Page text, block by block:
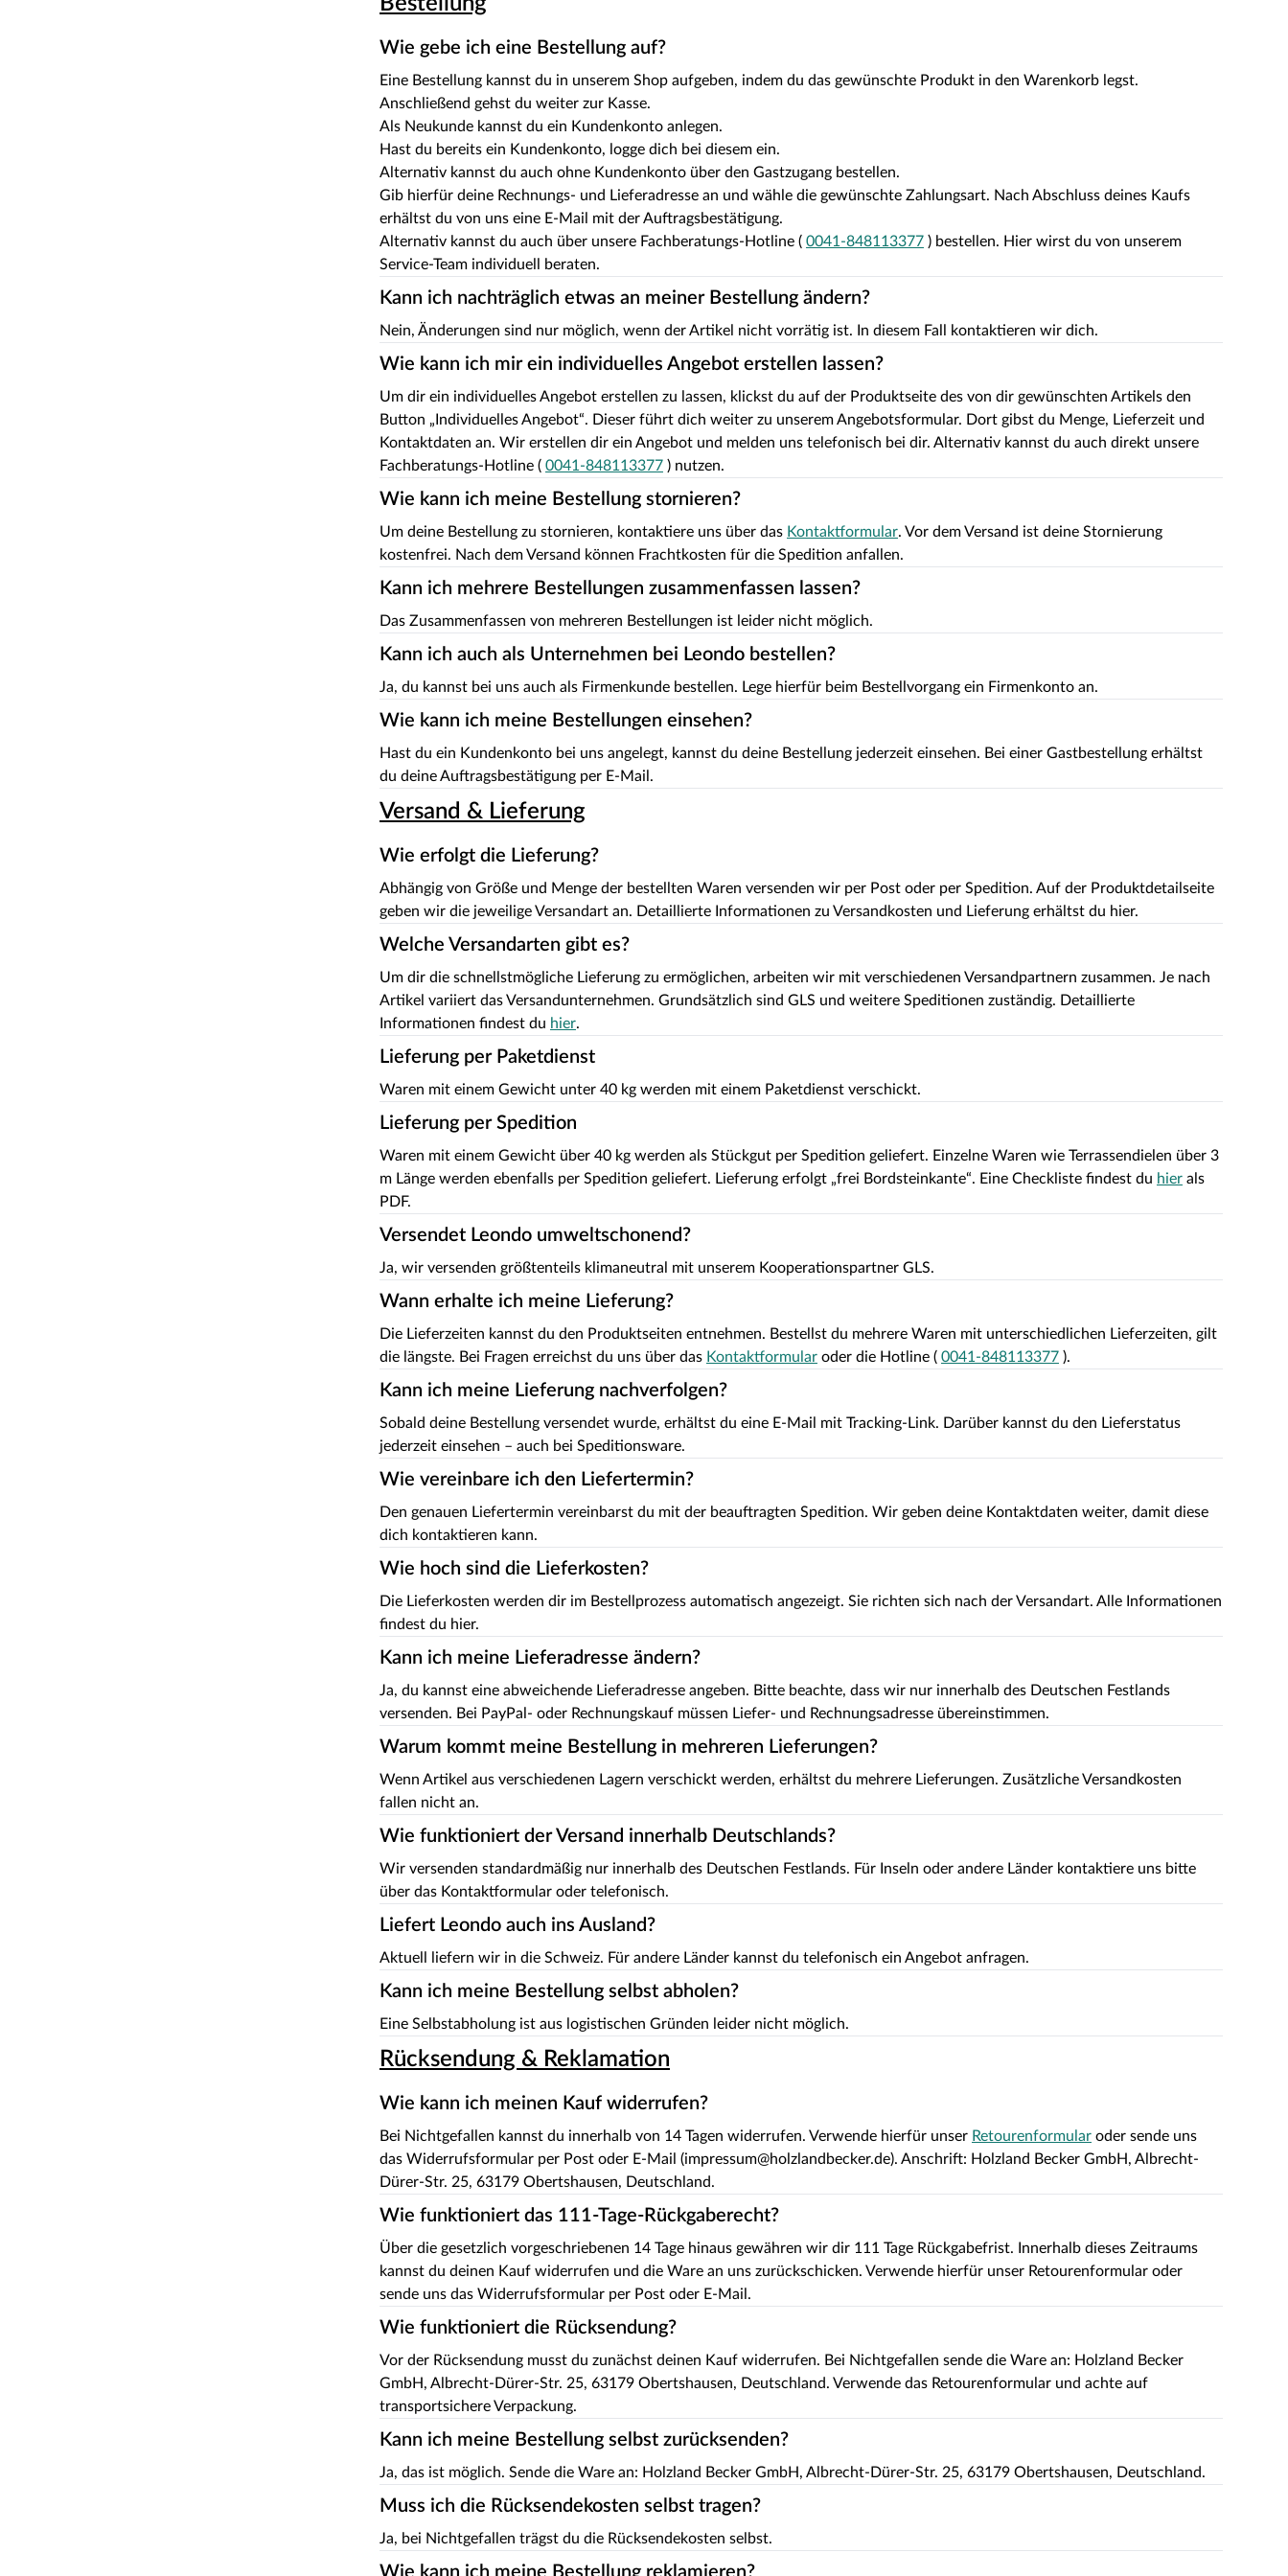
Wie gebe ich eine Bestellung auf?
Eine Bestellung kannst du in unserem Shop aufgeben, indem du das gewünschte Produkt in den Warenkorb legst.
Anschließend gehst du weiter zur Kasse.
Als Neukunde kannst du ein Kundenkonto anlegen.
Hast du bereits ein Kundenkonto, logge dich bei diesem ein.
Alternativ kannst du auch ohne Kundenkonto über den Gastzugang bestellen.
Gib hierfür deine Rechnungs- und Lieferadresse an und wähle die gewünschte Zahlungsart. Nach Abschluss deines Kaufs
erhältst du von uns eine E-Mail mit der Auftragsbestätigung.
Alternativ kannst du auch über unsere Fachberatungs-Hotline ( 0041-848113377) bestellen. Hier wirst du von unserem
Service-Team individuell beraten.
Kann ich nachträglich etwas an meiner Bestellung ändern?
Nein, Änderungen sind nur möglich, wenn der Artikel nicht vorrätig ist. In diesem Fall kontaktieren wir dich.
Wie kann ich mir ein individuelles Angebot erstellen lassen?
Um dir ein individuelles Angebot erstellen zu lassen, klickst du auf der Produktseite des von dir gewünschten Artikels den
Button „Individuelles Angebot“. Dieser führt dich weiter zu unserem Angebotsformular. Dort gibst du Menge, Lieferzeit und
Kontaktdaten an. Wir erstellen dir ein Angebot und melden uns telefonisch bei dir. Alternativ kannst du auch direkt unsere
Fachberatungs-Hotline ( 0041-848113377) nutzen.
Wie kann ich meine Bestellung stornieren?
Um deine Bestellung zu stornieren, kontaktiere uns über das Kontaktformular. Vor dem Versand ist deine Stornierung
kostenfrei. Nach dem Versand können Frachtkosten für die Spedition anfallen.
Kann ich mehrere Bestellungen zusammenfassen lassen?
Das Zusammenfassen von mehreren Bestellungen ist leider nicht möglich.
Kann ich auch als Unternehmen bei Leondo bestellen?
Ja, du kannst bei uns auch als Firmenkunde bestellen. Lege hierfür beim Bestellvorgang ein Firmenkonto an.
Wie kann ich meine Bestellungen einsehen?
Hast du ein Kundenkonto bei uns angelegt, kannst du deine Bestellung jederzeit einsehen. Bei einer Gastbestellung erhältst
du deine Auftragsbestätigung per E-Mail.
Versand & Lieferung
Wie erfolgt die Lieferung?
Abhängig von Größe und Menge der bestellten Waren versenden wir per Post oder per Spedition. Auf der Produktdetailseite
geben wir die jeweilige Versandart an. Detaillierte Informationen zu Versandkosten und Lieferung erhältst du hier.
Welche Versandarten gibt es?
Um dir die schnellstmögliche Lieferung zu ermöglichen, arbeiten wir mit verschiedenen Versandpartnern zusammen. Je nach
Artikel variiert das Versandunternehmen. Grundsätzlich sind GLS und weitere Speditionen zuständig. Detaillierte
Informationen findest du hier.
Lieferung per Paketdienst
Waren mit einem Gewicht unter 40 kg werden mit einem Paketdienst verschickt.
Lieferung per Spedition
Waren mit einem Gewicht über 40 kg werden als Stückgut per Spedition geliefert. Einzelne Waren wie Terrassendielen über 3
m Länge werden ebenfalls per Spedition geliefert. Lieferung erfolgt „frei Bordsteinkante“. Eine Checkliste findest du hierals
PDF.
Versendet Leondo umweltschonend?
Ja, wir versenden größtenteils klimaneutral mit unserem Kooperationspartner GLS.
Wann erhalte ich meine Lieferung?
Die Lieferzeiten kannst du den Produktseiten entnehmen. Bestellst du mehrere Waren mit unterschiedlichen Lieferzeiten, gilt
die längste. Bei Fragen erreichst du uns über das Kontaktformularoder die Hotline ( 0041-848113377).
Kann ich meine Lieferung nachverfolgen?
Sobald deine Bestellung versendet wurde, erhältst du eine E-Mail mit Tracking-Link. Darüber kannst du den Lieferstatus
jederzeit einsehen – auch bei Speditionsware.
Wie vereinbare ich den Liefertermin?
Den genauen Liefertermin vereinbarst du mit der beauftragten Spedition. Wir geben deine Kontaktdaten weiter, damit diese
dich kontaktieren kann.
Wie hoch sind die Lieferkosten?
Die Lieferkosten werden dir im Bestellprozess automatisch angezeigt. Sie richten sich nach der Versandart. Alle Informationen
findest du hier.
Kann ich meine Lieferadresse ändern?
Ja, du kannst eine abweichende Lieferadresse angeben. Bitte beachte, dass wir nur innerhalb des Deutschen Festlands
versenden. Bei PayPal- oder Rechnungskauf müssen Liefer- und Rechnungsadresse übereinstimmen.
Warum kommt meine Bestellung in mehreren Lieferungen?
Wenn Artikel aus verschiedenen Lagern verschickt werden, erhältst du mehrere Lieferungen. Zusätzliche Versandkosten
fallen nicht an.
Wie funktioniert der Versand innerhalb Deutschlands?
Wir versenden standardmäßig nur innerhalb des Deutschen Festlands. Für Inseln oder andere Länder kontaktiere uns bitte
über das Kontaktformular oder telefonisch.
Liefert Leondo auch ins Ausland?
Aktuell liefern wir in die Schweiz. Für andere Länder kannst du telefonisch ein Angebot anfragen.
Kann ich meine Bestellung selbst abholen?
Eine Selbstabholung ist aus logistischen Gründen leider nicht möglich.
Rücksendung & Reklamation
Wie kann ich meinen Kauf widerrufen?
Bei Nichtgefallen kannst du innerhalb von 14 Tagen widerrufen. Verwende hierfür unser Retourenformularoder sende uns
das Widerrufsformular per Post oder E-Mail (impressum@holzlandbecker.de). Anschrift: Holzland Becker GmbH, Albrecht-
Dürer-Str. 25, 63179 Obertshausen, Deutschland.
Wie funktioniert das 111-Tage-Rückgaberecht?
Über die gesetzlich vorgeschriebenen 14 Tage hinaus gewähren wir dir 111 Tage Rückgabefrist. Innerhalb dieses Zeitraums
kannst du deinen Kauf widerrufen und die Ware an uns zurückschicken. Verwende hierfür unser Retourenformular oder
sende uns das Widerrufsformular per Post oder E-Mail.
Wie funktioniert die Rücksendung?
Vor der Rücksendung musst du zunächst deinen Kauf widerrufen. Bei Nichtgefallen sende die Ware an: Holzland Becker
GmbH, Albrecht-Dürer-Str. 25, 63179 Obertshausen, Deutschland. Verwende das Retourenformular und achte auf
transportsichere Verpackung.
Kann ich meine Bestellung selbst zurücksenden?
Ja, das ist möglich. Sende die Ware an: Holzland Becker GmbH, Albrecht-Dürer-Str. 25, 63179 Obertshausen, Deutschland.
Muss ich die Rücksendekosten selbst tragen?
Ja, bei Nichtgefallen trägst du die Rücksendekosten selbst.
Wie kann ich meine Bestellung reklamieren?